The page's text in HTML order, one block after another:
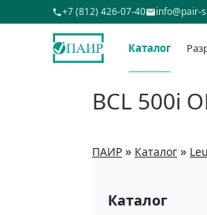
+7 (812) 426-07-40 info@pair-
Каталог
BCL 500i
ПАИР » Каталог »
Каталог